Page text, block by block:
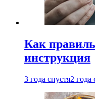
Как
инструкция
3 года спустя2 года